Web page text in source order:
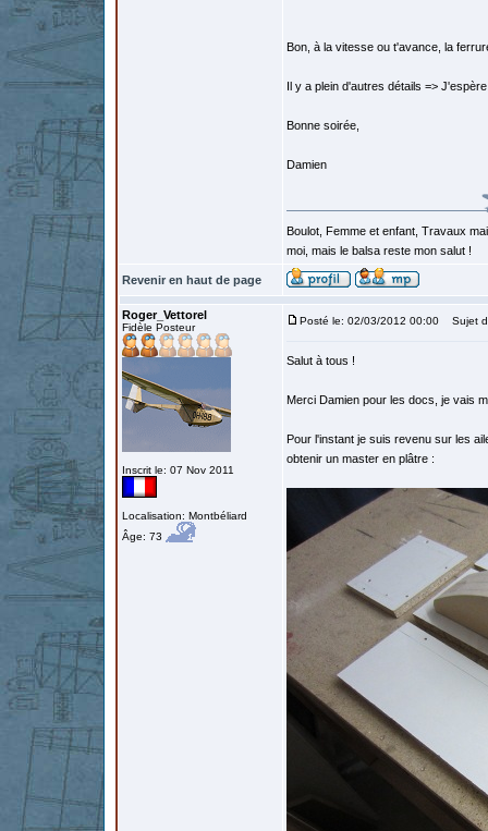
Bon, à la vitesse ou t'avance, la
Il y a plein d'autres détails =>
Bonne soirée,
Damien
Boulot, Femme et enfant, Travaux
moi, mais le balsa reste mon salut !
Revenir en haut de page
Roger_Vettorel
Fidèle Posteur
Inscrit le: 07 Nov 2011
Localisation: Montbéliard
Âge: 73
Posté le: 02/03/2012 00:00 Sujet
Salut à tous !
Merci Damien pour les docs, je vais
Pour l'instant je suis revenu sur les
obtenir un master en plâtre :